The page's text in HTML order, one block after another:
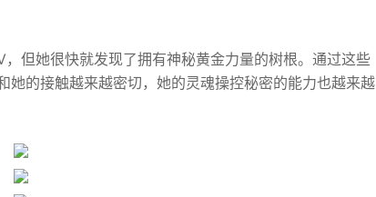
但她很快就发现了拥有神秘黄金力量的树根。通过这些
的接触越来越密切，她的灵魂操控秘密的能力也越来越